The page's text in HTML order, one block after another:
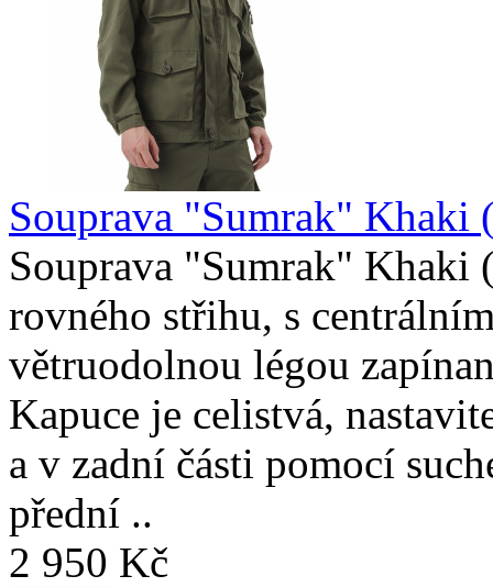
Souprava "Sumrak" Khaki
Souprava "Sumrak" Khaki
rovného střihu, s
větruodolnou légou
Kapuce je celistvá,
a v zadní části pomocí
přední ..
2 950 Kč